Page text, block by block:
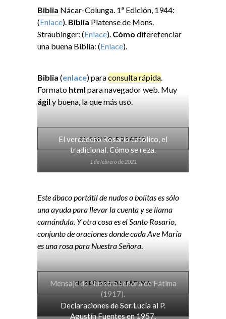
Biblia Nácar-Colunga. 1ª Edición, 1944:
(Enlace). Biblia Platense de Mons.
Straubinger: (Enlace). Cómo diferefenciar
una buena Biblia: (Enlace).
Biblia (enlace) paraconsulta rápida.
Formato html para navegador web. Muy
ágily buena, la que más uso.
EL SANTO ROSARIO
El verdadero Rosario católico, el
tradicional. Cómo se reza.
1 de febrero de 2021
Este ábaco portátil de nudos o bolitas es sólo
una ayuda para llevar la cuenta y se llama
camándula. Y otra cosa es el Santo Rosario,
conjunto de oraciones donde cada Ave María
es una rosa para Nuestra Señora.
Nª SEÑORA DE FÁTIMA
Mensaje de Nuestra Señora de Fátima
(1917).
2 de febrero de 2021
Declaraciones de Sor Lucía al P.
Agustín Fuentes en 1957.